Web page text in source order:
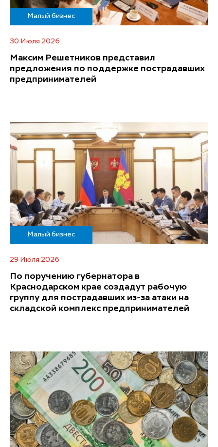
Малый бизнес
30 Июля 2026
Максим Решетников представил
предложения по поддержке пострадавших
предпринимателей
Малый бизнес
29 Июля 2026
По поручению губернатора в
Краснодарском крае создадут рабочую
группу для пострадавших из-за атаки на
складской комплекс предпринимателей